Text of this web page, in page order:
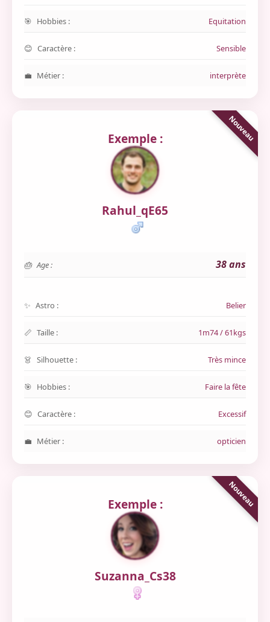
Hobbies : Equitation
Caractère : Sensible
Métier : interprète
Exemple :
Rahul_qE65
Age : 38 ans
Astro : Belier
Taille : 1m74 / 61kgs
Silhouette : Très mince
Hobbies : Faire la fête
Caractère : Excessif
Métier : opticien
Exemple :
Suzanna_Cs38